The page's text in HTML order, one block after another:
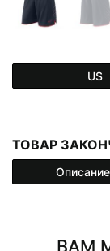
US
ТОВАР
Описание
ВАМ